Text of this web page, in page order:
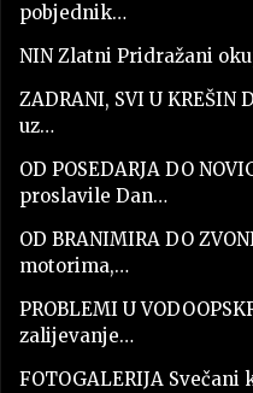
pobjednik…
NIN Zlatni Pridražani
ZADRANI, SVI U
uz…
OD POSEDARJA DO
proslavile Dan…
OD BRANIMIRA DO
motorima,…
PROBLEMI U
zalijevanje…
FOTOGALERIJA